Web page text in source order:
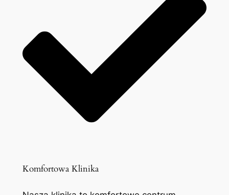
Komfortowa Klinika